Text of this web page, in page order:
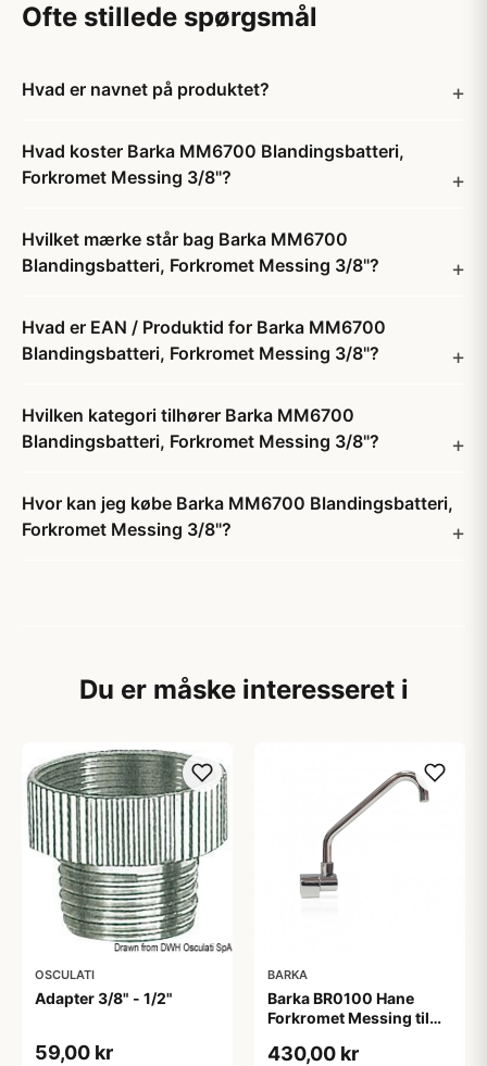
Ofte stillede spørgsmål
Hvad er navnet på produktet?
Hvad koster Barka MM6700 Blandingsbatteri,
Forkromet Messing 3/8"?
Hvilket mærke står bag Barka MM6700
Blandingsbatteri, Forkromet Messing 3/8"?
Hvad er EAN / Produktid for Barka MM6700
Blandingsbatteri, Forkromet Messing 3/8"?
Hvilken kategori tilhører Barka MM6700
Blandingsbatteri, Forkromet Messing 3/8"?
Hvor kan jeg købe Barka MM6700 Blandingsbatteri,
Forkromet Messing 3/8"?
Du er måske interesseret i
OSCULATI
Adapter 3/8" - 1/2"
59,00 kr
BARKA
Barka BR0100 Hane
Forkromet Messing til
430,00 kr